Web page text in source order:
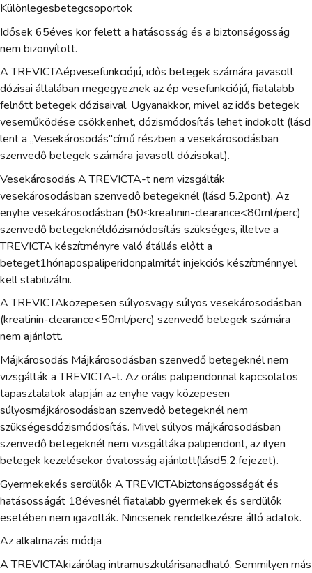
Különlegesbetegcsoportok
Idősek 65éves kor felett a hatásosság és a biztonságosság
nem bizonyított.
A TREVICTAépvesefunkciójú, idős betegek számára javasolt
dózisai általában megegyeznek az ép vesefunkciójú, fiatalabb
felnőtt betegek dózisaival. Ugyanakkor, mivel az idős betegek
veseműködése csökkenhet, dózismódosítás lehet indokolt (lásd
lent a „Vesekárosodás"című részben a vesekárosodásban
szenvedő betegek számára javasolt dózisokat).
Vesekárosodás A TREVICTA-t nem vizsgálták
vesekárosodásban szenvedő betegeknél (lásd 5.2pont). Az
enyhe vesekárosodásban (50≤kreatinin-clearance<80ml/perc)
szenvedő betegeknéldózismódosítás szükséges, illetve a
TREVICTA készítményre való átállás előtt a
beteget1hónapospaliperidonpalmitát injekciós készítménnyel
kell stabilizálni.
A TREVICTAközepesen súlyosvagy súlyos vesekárosodásban
(kreatinin-clearance<50ml/perc) szenvedő betegek számára
nem ajánlott.
Májkárosodás Májkárosodásban szenvedő betegeknél nem
vizsgálták a TREVICTA-t. Az orális paliperidonnal kapcsolatos
tapasztalatok alapján az enyhe vagy közepesen
súlyosmájkárosodásban szenvedő betegeknél nem
szükségesdózismódosítás. Mivel súlyos májkárosodásban
szenvedő betegeknél nem vizsgáltáka paliperidont, az ilyen
betegek kezelésekor óvatosság ajánlott(lásd5.2.fejezet).
Gyermekekés serdülők A TREVICTAbiztonságosságát és
hatásosságát 18évesnél fiatalabb gyermekek és serdülők
esetében nem igazolták. Nincsenek rendelkezésre álló adatok.
Az alkalmazás módja
A TREVICTAkizárólag intramuszkulárisanadható. Semmilyen más